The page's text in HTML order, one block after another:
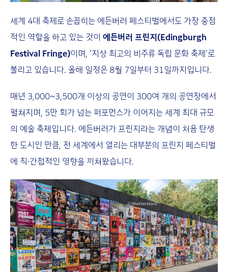
세계 4대 축제로 손꼽히는 에든버러 페스티벌에서도 가장 중점
적인 역할을 하고 있는 것이 에든버러 프린지(Edingburgh
Festival Fringe)이며, ‘지상 최고의 비주류 독립 문화 축제’로
불리고 있습니다. 올해 일정은 8월 7일부터 31일까지입니다.
매년 3,000~3,500개 이상의 공연이 300여 개의 공연장에서
펼쳐지며, 5만 회가 넘는 퍼포먼스가 이어지는 세계 최대 규모
의 예술 축제입니다. 에든버러가 프린지라는 개념이 처음 탄생
한 도시인 만큼, 전 세계에서 열리는 대부분의 프린지 페스티벌
에 직·간접적인 영향을 끼쳐왔습니다.